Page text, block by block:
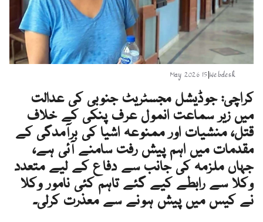
Webdesk
|
15 May 2026
کراچی: جوڈیشل مجسٹریٹ جنوبی کی عدالت
میں زیر سماعت انمول عرف پنکی کے خلاف
قتل، منشیات اور ممنوعہ اشیا کی برآمدگی کے
مقدمات میں اہم پیش رفت سامنے آئی ہے،
جہاں ملزمہ کی جانب سے دفاع کے لیے متعدد
وکلا سے رابطے کیے گئے تاہم کئی نامور وکلا
نے کیس میں پیش ہونے سے معذرت کرلی۔